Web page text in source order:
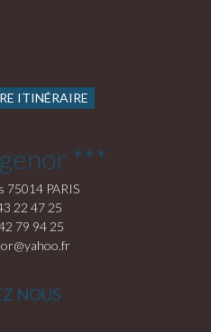
ITINÉRAIRE
***
75014 PARIS
22 47 25
79 94 25
NOUS